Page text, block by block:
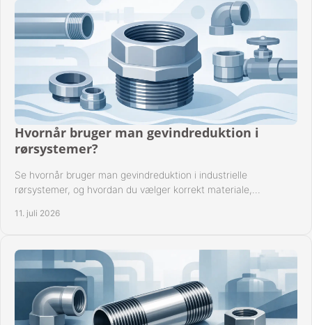
Hvornår bruger man gevindreduktion i
rørsystemer?
Se hvornår bruger man gevindreduktion i industrielle
rørsystemer, og hvordan du vælger korrekt materiale,
11. juli 2026